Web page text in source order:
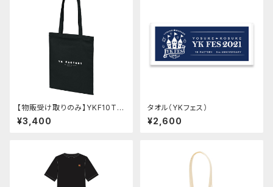
【物販受け取りのみ】YKF10TH
バッグ【サイン会対象】
¥3,400
タオル（YKフェス）
¥2,600